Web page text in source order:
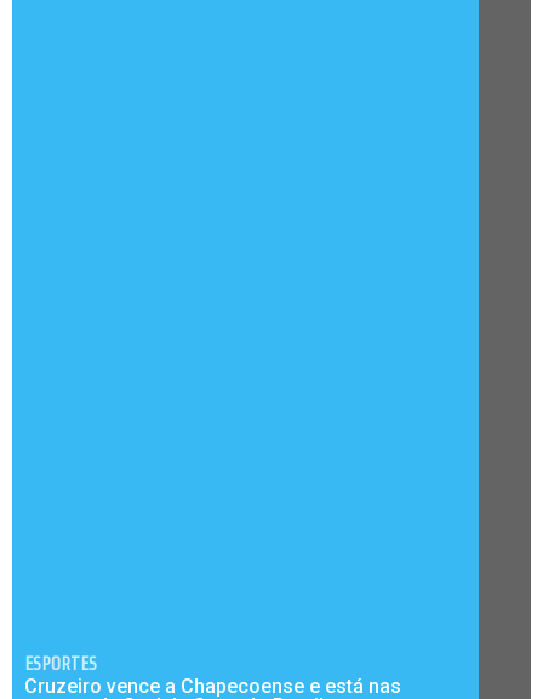
ESPORTES
Cruzeiro vence a Chapecoense e está nas